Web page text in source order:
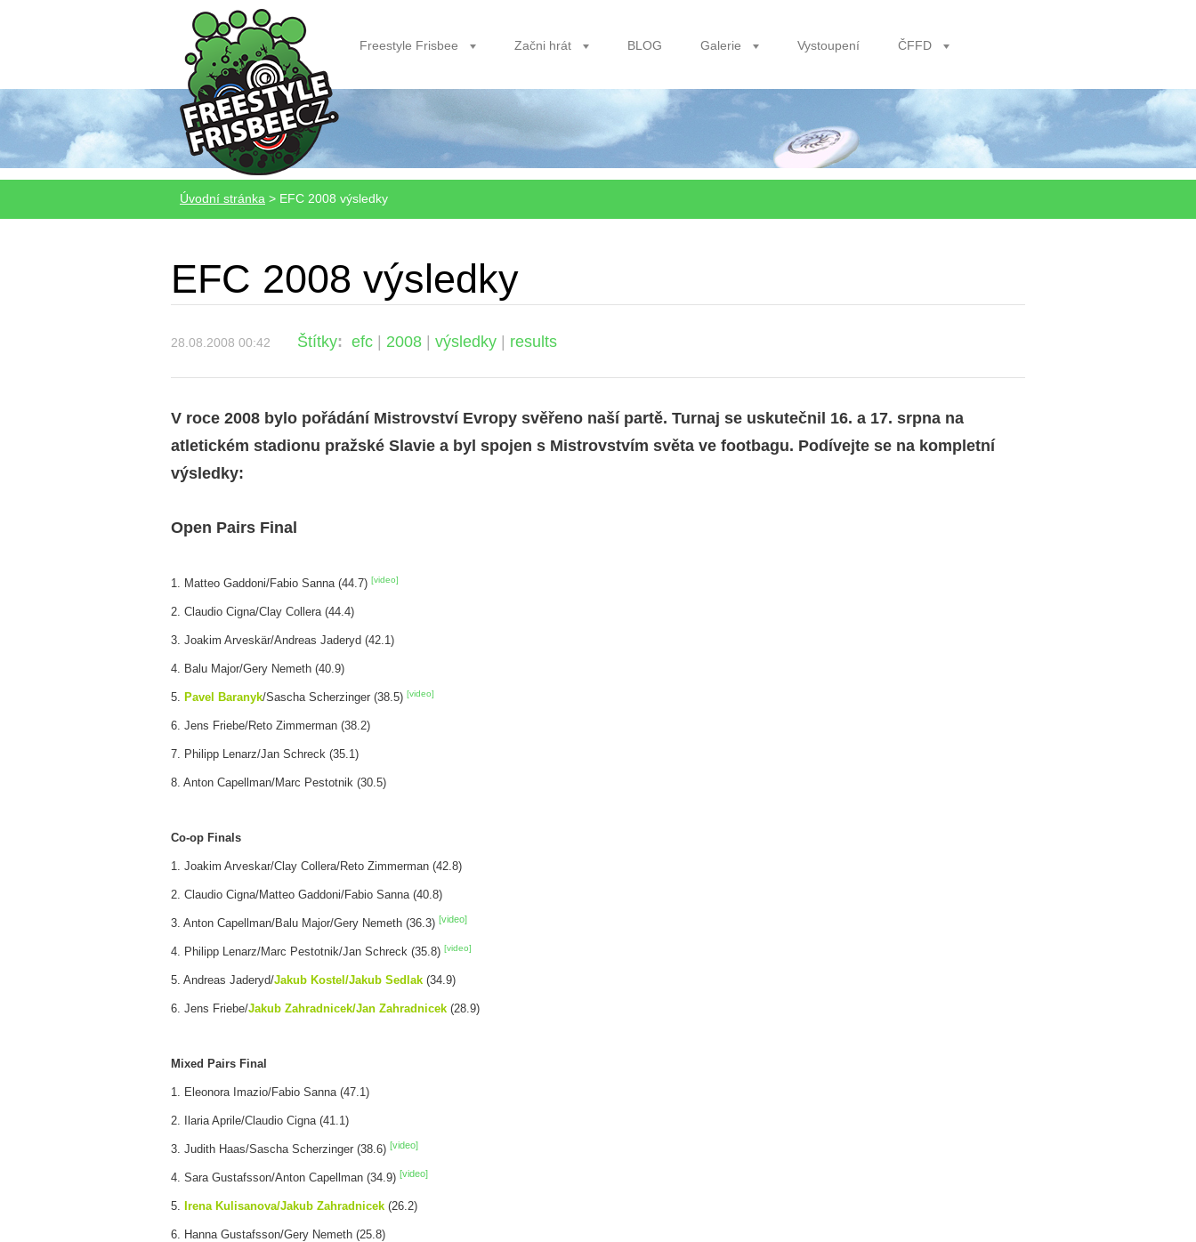
Freestyle Frisbee Začni hrát BLOG Galerie Vystoupení ČFFD
Úvodní stránka > EFC 2008 výsledky
EFC 2008 výsledky
28.08.2008 00:42 Štítky: efc 2008 výsledky results
V roce 2008 bylo pořádání Mistrovství Evropy svěřeno naší partě. Turnaj se uskutečnil 16. a 17. srpna na
atletickém stadionu pražské Slavie a byl spojen s Mistrovstvím světa ve footbagu. Podívejte se na kompletní
výsledky:
Open Pairs Final
1. Matteo Gaddoni/Fabio Sanna (44.7) [video]
2. Claudio Cigna/Clay Collera (44.4)
3. Joakim Arveskär/Andreas Jaderyd (42.1)
4. Balu Major/Gery Nemeth (40.9)
5. Pavel Baranyk/Sascha Scherzinger (38.5) [video]
6. Jens Friebe/Reto Zimmerman (38.2)
7. Philipp Lenarz/Jan Schreck (35.1)
8. Anton Capellman/Marc Pestotnik (30.5)
Co-op Finals
1. Joakim Arveskar/Clay Collera/Reto Zimmerman (42.8)
2. Claudio Cigna/Matteo Gaddoni/Fabio Sanna (40.8)
3. Anton Capellman/Balu Major/Gery Nemeth (36.3) [video]
4. Philipp Lenarz/Marc Pestotnik/Jan Schreck (35.8) [video]
5. Andreas Jaderyd/Jakub Kostel/Jakub Sedlak (34.9)
6. Jens Friebe/Jakub Zahradnicek/Jan Zahradnicek (28.9)
Mixed Pairs Final
1. Eleonora Imazio/Fabio Sanna (47.1)
2. Ilaria Aprile/Claudio Cigna (41.1)
3. Judith Haas/Sascha Scherzinger (38.6) [video]
4. Sara Gustafsson/Anton Capellman (34.9) [video]
5. Irena Kulisanova/Jakub Zahradnicek (26.2)
6. Hanna Gustafsson/Gery Nemeth (25.8)